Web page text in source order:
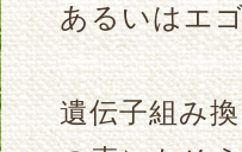
あるいはエ
遺伝子組み